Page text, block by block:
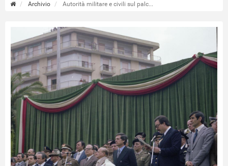
Archivio Autorità militare e civili sul palc...